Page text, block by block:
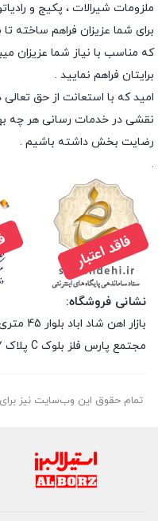
ملزومات شیرالات ، پکیج و
برای شما عزیزان فراهم ساخته
که مناسب با نیاز شما عزیزان
برایتان فراهم نمایید .
امید که با استعانت از حق
نقشی در خدمات رسانی هر چه
رضایت بخش داشته باشیم .
.
نشانی فروشگاه:
بازار
مجتمع پارس فلز بلوک C پلاک 27
تمام حقوق اين وب‌سايت نیز